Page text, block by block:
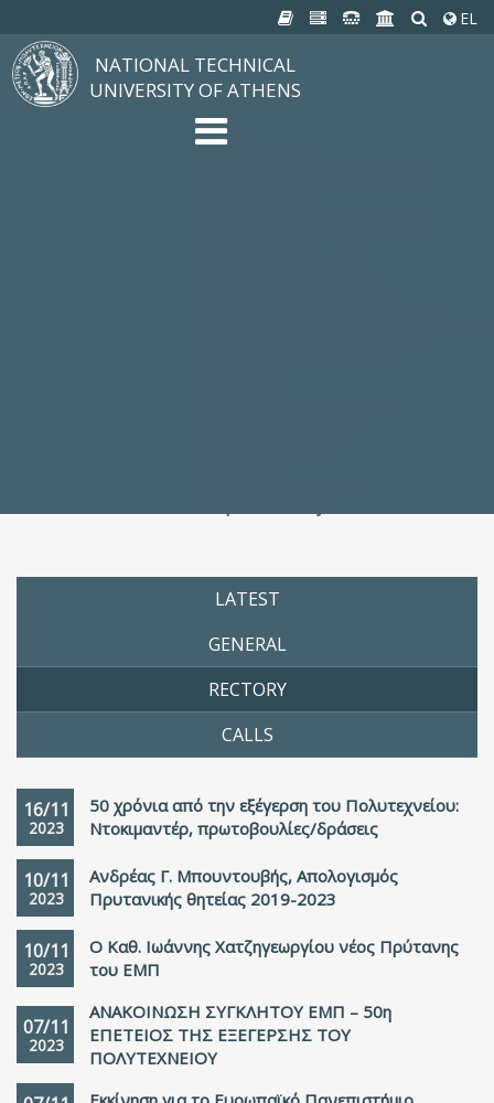
EL
NATIONAL TECHNICAL
UNIVERSITY OF ATHENS
LATEST
GENERAL
RECTORY
CALLS
16/11
2023
50 χρόνια από την εξέγερση του Πολυτεχνείου:
Ντοκιμαντέρ, πρωτοβουλίες/δράσεις
10/11
2023
Ανδρέας Γ. Μπουντουβής, Απολογισμός
Πρυτανικής θητείας 2019-2023
10/11
2023
Ο Καθ. Ιωάννης Χατζηγεωργίου νέος Πρύτανης
του ΕΜΠ
07/11
2023
ΑΝΑΚΟΙΝΩΣΗ ΣΥΓΚΛΗΤΟΥ ΕΜΠ – 50η
ΕΠΕΤΕΙΟΣ THΣ ΕΞΕΓΕΡΣΗΣ ΤΟΥ
ΠΟΛΥΤΕΧΝΕΙΟΥ